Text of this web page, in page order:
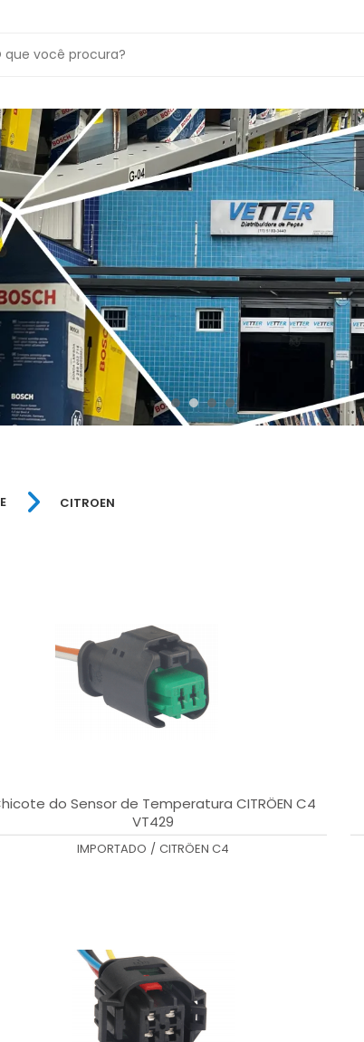
CITROEN
do Sensor de Temperatura CITRÖEN C4
VT429
IMPORTADO / CITRÖEN C4